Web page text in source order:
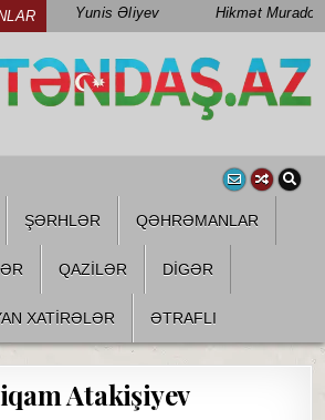
Yunis Əliyev Hikmət Muradov
ŞƏRHLƏR QƏHRƏMANLAR
QAZILƏR DIGƏR
XATİRƏLƏR ƏTRAFLI
Atakişiyev